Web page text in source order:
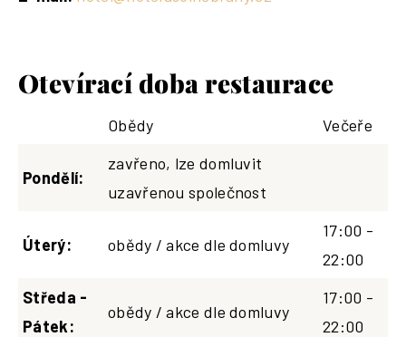
Otevírací doba restaurace
Obědy Večeře
Pondělí:
zavřeno, lze domluvit
uzavřenou společnost
Úterý: obědy / akce dle domluvy
17:00 -
22:00
Středa -
Pátek:
obědy / akce dle domluvy
17:00 -
22:00